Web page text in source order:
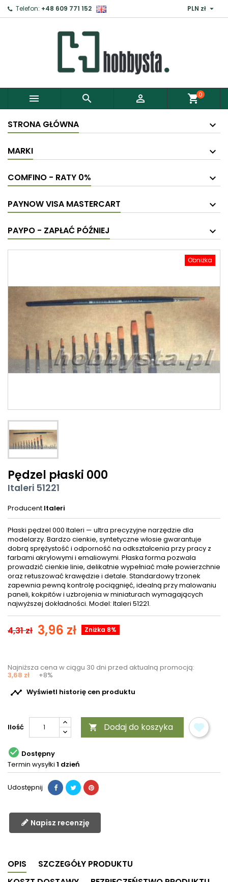
Telefon: +48 609 771 152 PLN zł 
   shopping_cart0
STRONA GŁÓWNA
MARKI
COMFINO - RATY 0%
PAYNOW VISA MASTERCART
PAYPO - ZAPŁAĆ PÓŹNIEJ
Obniżka
Pędzel płaski 000
Italeri 51221
Producent Italeri
Płaski pędzel 000 Italeri — ultra precyzyjne narzędzie dla
modelarzy. Bardzo cienkie, syntetyczne włosie gwarantuje
dobrą sprężystość i odporność na odkształcenia przy pracy z
farbami akrylowymi i emaliowymi. Płaska forma pozwala
prowadzić cienkie linie, delikatnie wypełniać małe powierzchnie
oraz retuszować krawędzie i detale. Standardowy trzonek
zapewnia pewną kontrolę pociągnięć, idealną przy malowaniu
paneli, kokpitów i uzbrojenia w miniaturach wymagających
najwyższej dokładności. Model: Italeri 51221.
4,31 zł 3,96 zł Zniżka 8%
Najniższa cena w ciągu 30 dni przed aktualną promocją:
3,68 zł +8%
 Wyświetl historię cen produktu
Ilość  Dodaj do koszyka
 Dostępny
Termin wysyłki 1 dzień
Udostępnij
Napisz recenzję
OPIS
SZCZEGÓŁY PRODUKTU